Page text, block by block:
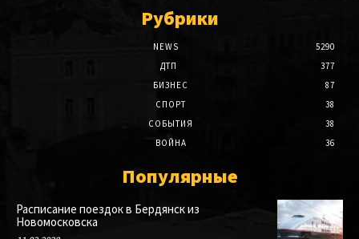
Рубрики
NEWS
5290
ДТП
377
БИЗНЕС
87
СПОРТ
38
СОБЫТИЯ
38
ВОЙНА
36
Популярные
Расписание поездок в Бердянск из
Новомосковска